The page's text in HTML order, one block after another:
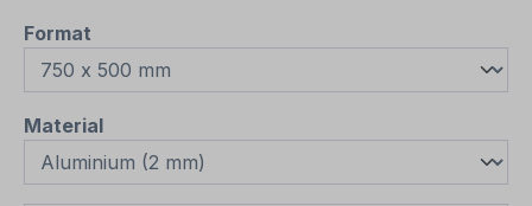
Format
Materialauswählen